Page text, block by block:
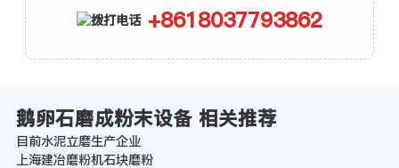
+8618037793862
鹅卵石磨成粉末设备 相关推荐
目前水泥立磨生产企业
上海建冶磨粉机石块磨粉